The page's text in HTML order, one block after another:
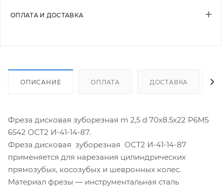
ОПЛАТА И ДОСТАВКА
ОПИСАНИЕ ОПЛАТА ДОСТАВКА
Фреза дисковая зуборезная m 2,5 d 70х8.5х22 Р6М5
6542 ОСТ2 И-41-14-87.
Фреза дисковая зуборезная ОСТ2 И-41-14-87
применяется для нарезания цилиндрических
прямозубых, косозубых и шевронных колес.
Материал фрезы — инструментальная сталь